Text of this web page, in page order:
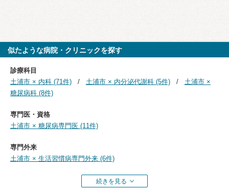
似たような病院・クリニックを探す
診療科目
土浦市 × 内科 (71件)
土浦市 × 内分泌代謝科 (5件)
土浦市 ×
糖尿病科 (8件)
専門医・資格
土浦市 × 糖尿病専門医 (11件)
専門外来
土浦市 × 生活習慣病専門外来 (6件)
続きを見る